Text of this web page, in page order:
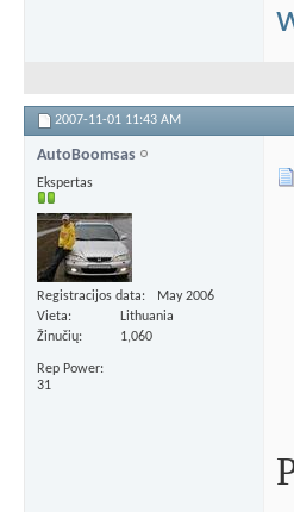
2007-11-01 11:43 AM
AutoBoomsas
Ekspertas
Registracijos data
May 2006
Vieta
Lithuania
Žinučių
1,060
Rep Power
31